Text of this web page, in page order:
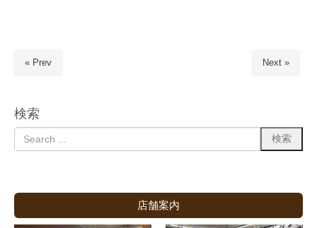
« Prev Next »
検索
店舗案内